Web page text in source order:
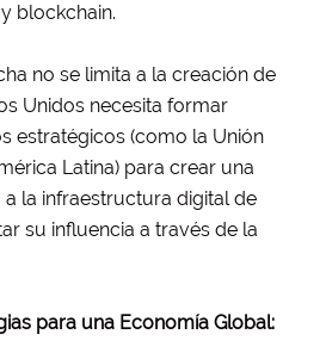
blockchain.
no se limita a la creación de
Unidos necesita formar
estratégicos (como la Unión
Latina) para crear una
la infraestructura digital de
su influencia a través de la
para una Economía Global: